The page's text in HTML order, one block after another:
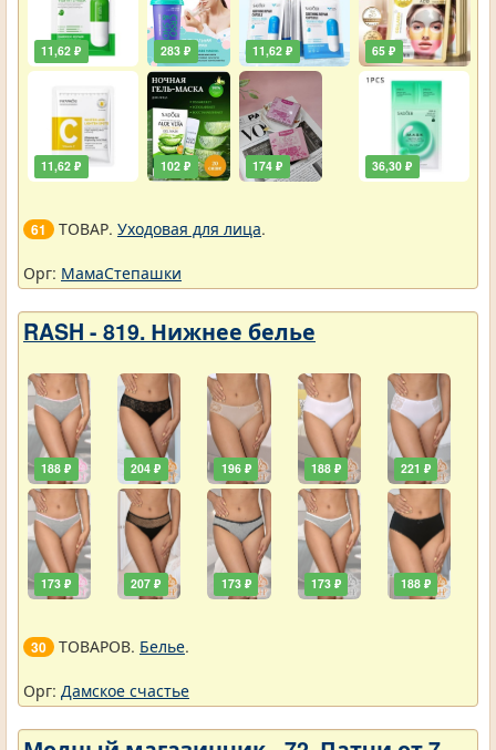
11,62 ₽
11,62 ₽
283 ₽
102 ₽
11,62 ₽
174 ₽
65 ₽
36,30 ₽
61 ТОВАР. Уходовая для лица.
Орг: МамаСтепашки
RASH - 819. Нижнее белье
188 ₽
173 ₽
204 ₽
207 ₽
196 ₽
173 ₽
188 ₽
173 ₽
221 ₽
188 ₽
30 ТОВАРОВ. Белье.
Орг: Дамское счастье